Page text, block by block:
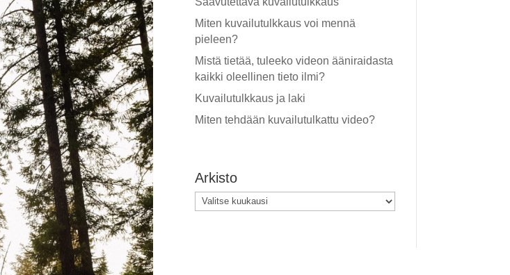
Miten kuvailutulkkaus voi mennä
pieleen?
Mistä tietää, tuleeko videon ääniraidasta
kaikki oleellinen tieto ilmi?
Kuvailutulkkaus ja laki
Miten tehdään kuvailutulkattu video?
Arkisto
Arkisto